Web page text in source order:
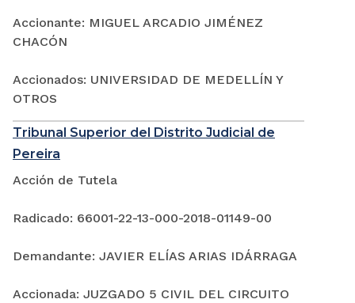
Accionante: MIGUEL ARCADIO JIMÉNEZ
CHACÓN
Accionados: UNIVERSIDAD DE MEDELLÍN Y
OTROS
Tribunal Superior del Distrito Judicial de
Pereira
Acción de Tutela
Radicado: 66001-22-13-000-2018-01149-00
Demandante: JAVIER ELÍAS ARIAS IDÁRRAGA
Accionada: JUZGADO 5 CIVIL DEL CIRCUITO